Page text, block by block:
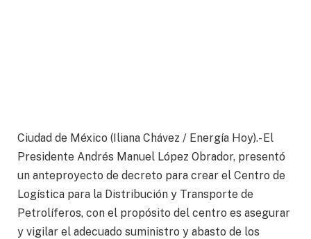
Ciudad de México (Iliana Chávez / Energía Hoy).- El
Presidente Andrés Manuel López Obrador, presentó
un anteproyecto de decreto para crear el Centro de
Logística para la Distribución y Transporte de
Petrolíferos, con el propósito del centro es asegurar
y vigilar el adecuado suministro y abasto de los